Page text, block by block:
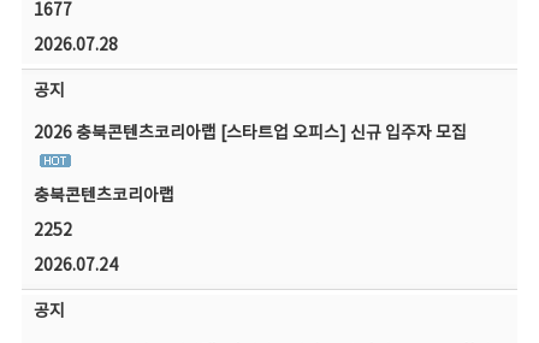
1677
2026.07.28
공지
2026 충북콘텐츠코리아랩 [스타트업 오피스] 신규 입주자 모집
충북콘텐츠코리아랩
2252
2026.07.24
공지